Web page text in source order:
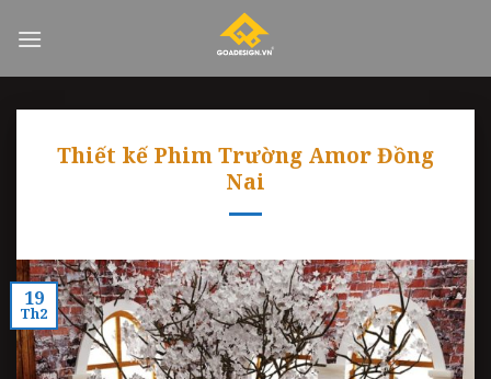
Thiết kế Phim Trường Amor Đồng
Nai
19
Th2